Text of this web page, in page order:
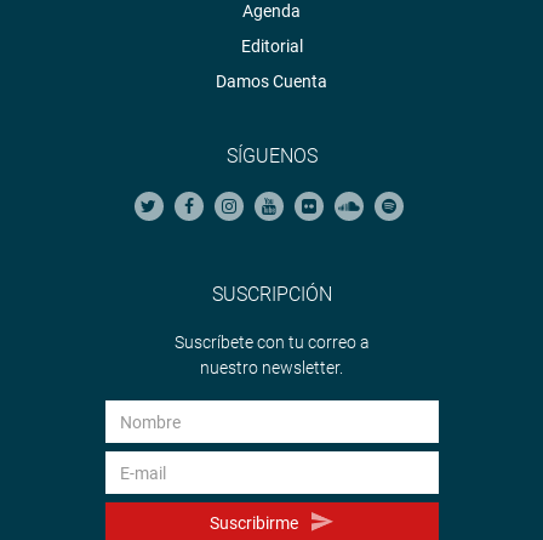
Agenda
Editorial
Damos Cuenta
SÍGUENOS
SUSCRIPCIÓN
Suscríbete con tu correo a
nuestro newsletter.
Suscribirme